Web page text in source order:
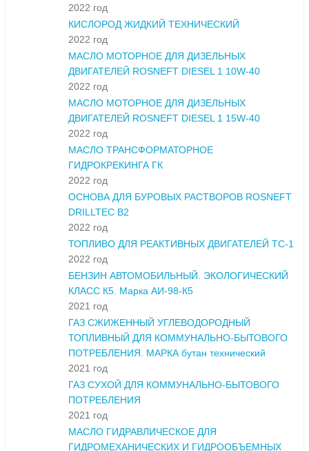
2022 год
КИСЛОРОД ЖИДКИЙ ТЕХНИЧЕСКИЙ
2022 год
МАСЛО МОТОРНОЕ ДЛЯ ДИЗЕЛЬНЫХ
ДВИГАТЕЛЕЙ ROSNEFT DIESEL 1 10W-40
2022 год
МАСЛО МОТОРНОЕ ДЛЯ ДИЗЕЛЬНЫХ
ДВИГАТЕЛЕЙ ROSNEFT DIESEL 1 15W-40
2022 год
МАСЛО ТРАНСФОРМАТОРНОЕ
ГИДРОКРЕКИНГА ГК
2022 год
ОСНОВА ДЛЯ БУРОВЫХ РАСТВОРОВ ROSNEFT
DRILLTEC B2
2022 год
ТОПЛИВО ДЛЯ РЕАКТИВНЫХ ДВИГАТЕЛЕЙ ТС-1
2022 год
БЕНЗИН АВТОМОБИЛЬНЫЙ. ЭКОЛОГИЧЕСКИЙ
КЛАСС К5. Марка АИ-98-К5
2021 год
ГАЗ СЖИЖЕННЫЙ УГЛЕВОДОРОДНЫЙ
ТОПЛИВНЫЙ ДЛЯ КОММУНАЛЬНО-БЫТОВОГО
ПОТРЕБЛЕНИЯ. МАРКА бутан технический
2021 год
ГАЗ СУХОЙ ДЛЯ КОММУНАЛЬНО-БЫТОВОГО
ПОТРЕБЛЕНИЯ
2021 год
МАСЛО ГИДРАВЛИЧЕСКОЕ ДЛЯ
ГИДРОМЕХАНИЧЕСКИХ И ГИДРООБЪЕМНЫХ